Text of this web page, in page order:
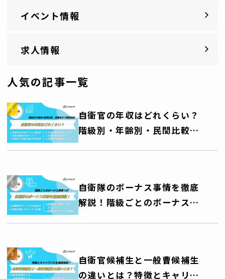
イベント情報
求人情報
人気の記事一覧
自衛官の年収はどれくらい？
階級別・年齢別・民間比較、
退職金まで徹底解説
自衛隊のボーナス事情を徹底
解説！階級ごとのボーナス額
一覧表つき
自衛官候補生と一般曹候補生
の違いとは？特徴とキャリア